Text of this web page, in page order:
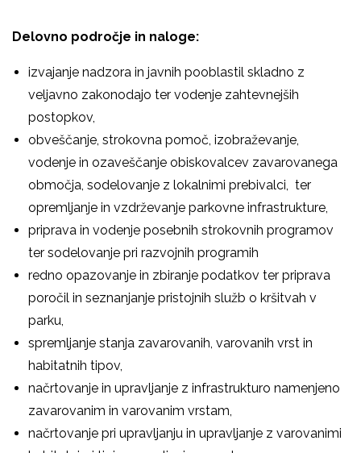
Delovno področje in naloge:
izvajanje nadzora in javnih pooblastil skladno z
veljavno zakonodajo ter vodenje zahtevnejših
postopkov,
obveščanje, strokovna pomoč, izobraževanje,
vodenje in ozaveščanje obiskovalcev zavarovanega
območja, sodelovanje z lokalnimi prebivalci, ter
opremljanje in vzdrževanje parkovne infrastrukture,
priprava in vodenje posebnih strokovnih programov
ter sodelovanje pri razvojnih programih
redno opazovanje in zbiranje podatkov ter priprava
poročil in seznanjanje pristojnih služb o kršitvah v
parku,
spremljanje stanja zavarovanih, varovanih vrst in
habitatnih tipov,
načrtovanje in upravljanje z infrastrukturo namenjeno
zavarovanim in varovanim vrstam,
načrtovanje pri upravljanju in upravljanje z varovanimi